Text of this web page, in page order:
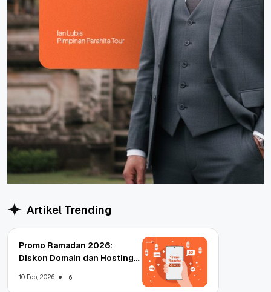
Artikel Trending
Promo Ramadan 2026:
Diskon Domain dan Hosting
10 Feb, 2026 6